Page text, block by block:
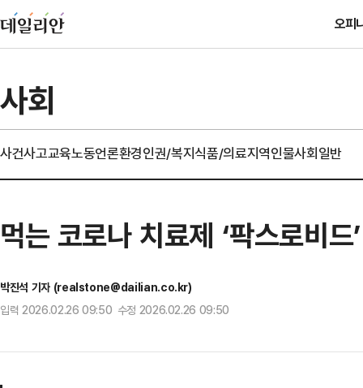
오피
사회
사건사고교육노동언론환경인권/복지식품/의료지역인물사회일반
먹는 코로나 치료제 ‘팍스로비
박진석 기자 (realstone@dailian.co.kr)
입력 2026.02.26 09:50 수정 2026.02.26 09:50